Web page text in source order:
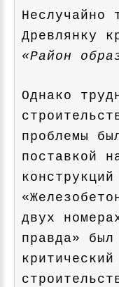
Неслучайно
Древлянку
«Район
Однако
проблемы
поставкой
двух
правда» был